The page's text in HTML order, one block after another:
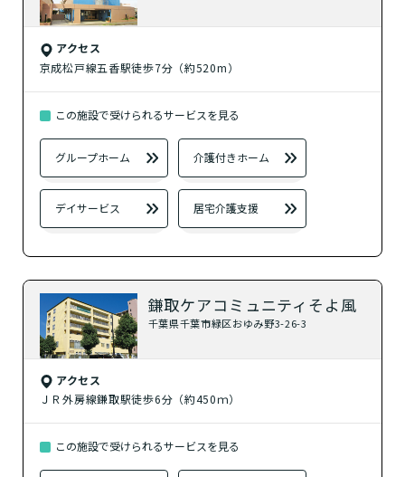
アクセス
京成松戸線五香駅徒歩7分（約520m）
この施設で受けられるサービスを見る
グループホーム 介護付きホーム
デイサービス 居宅介護支援
鎌取ケアコミュニティそよ風
千葉県千葉市緑区おゆみ野3-26-3
アクセス
ＪＲ外房線鎌取駅徒歩6分（約450ｍ）
この施設で受けられるサービスを見る